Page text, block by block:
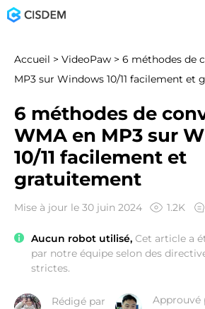
Accueil > VideoPaw > 6 méthodes de
MP3 sur Windows 10/11 facilement et
6 méthodes de
WMA en MP3 sur
10/11 facilement et
gratuitement
Mise à jour le 30 juin 2024 1.2K
Aucun robot utilisé, Cet article a
par notre équipe selon des
strictes.
Rédigé par
Approuvé